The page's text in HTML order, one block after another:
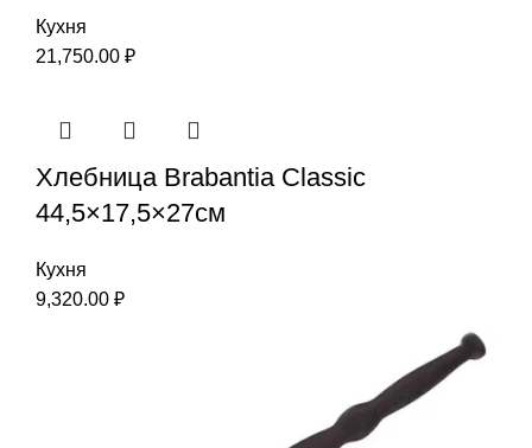
Кухня
21,750.00 ₽
Хлебница Brabantia Classic
44,5×17,5×27см
Кухня
9,320.00 ₽